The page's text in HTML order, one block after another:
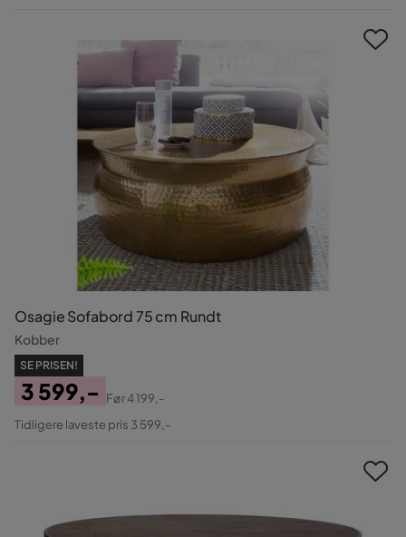
Osagie Sofabord 75 cm Rundt
Kobber
SE PRISEN!
Pris
3 599,-
Original
Før4 199,-
Tidligere laveste pris 3 599,-